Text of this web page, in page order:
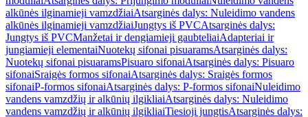
alkūnės ilginamieji vamzdžiaiAtsarginės dalys: Nuleidimo vandens
alkūnės ilginamieji vamzdžiaiJungtys iš PVCAtsarginės dalys:
Jungtys iš PVCManžetai ir dengiamieji gaubteliaiAdapteriai ir
jungiamieji elementaiNuotekų sifonai pisuaramsAtsarginės dalys:
Nuotekų sifonai pisuaramsPisuaro sifonaiAtsarginės dalys: Pisuaro
sifonaiSraigės formos sifonaiAtsarginės dalys: Sraigės formos
sifonaiP-formos sifonaiAtsarginės dalys: P-formos sifonaiNuleidimo
vandens vamzdžių ir alkūnių ilgikliaiAtsarginės dalys: Nuleidimo
vandens vamzdžių ir alkūnių ilgikliaiTiesioji jungtisAtsarginės dalys: